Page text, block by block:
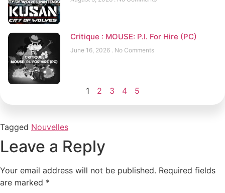
Critique : MOUSE: P.I. For Hire (PC)
June 16, 2026 No Comments
1 2 3 4 5
Tagged Nouvelles
Leave a Reply
Your email address will not be published. Required fields
are marked *